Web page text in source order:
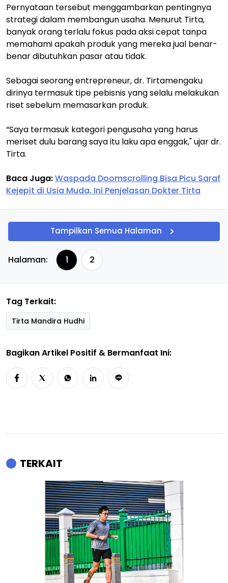
Pernyataan tersebut menggambarkan pentingnya
strategi dalam membangun usaha. Menurut Tirta,
banyak orang terlalu fokus pada aksi cepat tanpa
memahami apakah produk yang mereka jual benar-
benar dibutuhkan pasar atau tidak.
Sebagai seorang entrepreneur, dr. Tirtamengaku
dirinya termasuk tipe pebisnis yang selalu melakukan
riset sebelum memasarkan produk.
“Saya termasuk kategori pengusaha yang harus
meriset dulu barang saya itu laku apa enggak," ujar dr.
Tirta.
Baca Juga:Waspada Doomscrolling Bisa Picu Saraf
Kejepit di Usia Muda, Ini Penjelasan Dokter Tirta
Tampilkan Semua Halaman
Halaman: 1 2
Tag Terkait:
Tirta Mandira Hudhi
Bagikan Artikel Positif & Bermanfaat Ini:
TERKAIT